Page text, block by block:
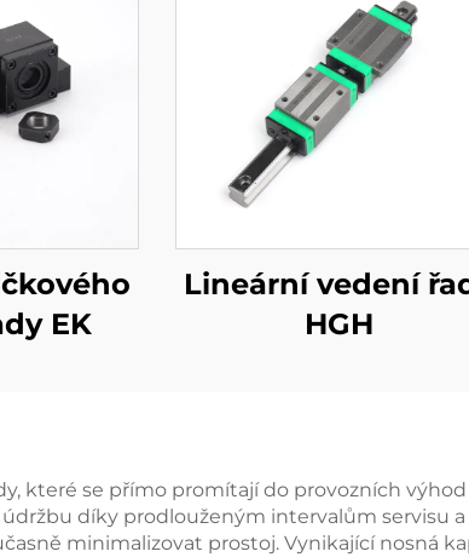
EK
Lineární vedení
HGH
které se přímo promítají do provozních
díky prodlouženým intervalům servisu
minimalizovat prostoj. Vynikající nosná